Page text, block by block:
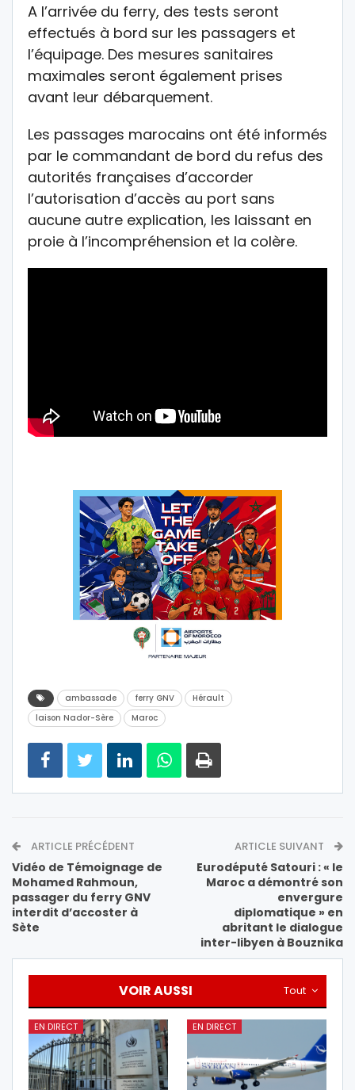
A l’arrivée du ferry, des tests seront
effectués à bord sur les passagers et
l’équipage. Des mesures sanitaires
maximales seront également prises
avant leur débarquement.
Les passages marocains ont été informés
par le commandant de bord du refus des
autorités françaises d’accorder
l’autorisation d’accès au port sans
aucune autre explication, les laissant en
proie à l’incompréhension et la colère.
ambassade ferry GNV
Hérault
laison Nador-Sère
Maroc
ARTICLE PRÉCÉDENT
Vidéo de Témoignage de
Mohamed Rahmoun,
passager du ferry GNV
interdit d’accoster à
Sète
ARTICLE SUIVANT
Eurodéputé Satouri : « le
Maroc a démontré son
envergure
diplomatique » en
abritant le dialogue
inter-libyen à Bouznika
Tout
VOIR AUSSI
EN DIRECT EN DIRECT